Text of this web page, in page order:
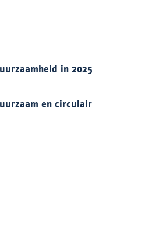
in 2025
en circulair